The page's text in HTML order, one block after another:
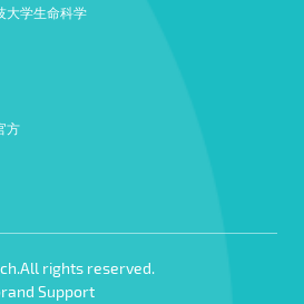
大学生命科学
方
rights reserved.
Support